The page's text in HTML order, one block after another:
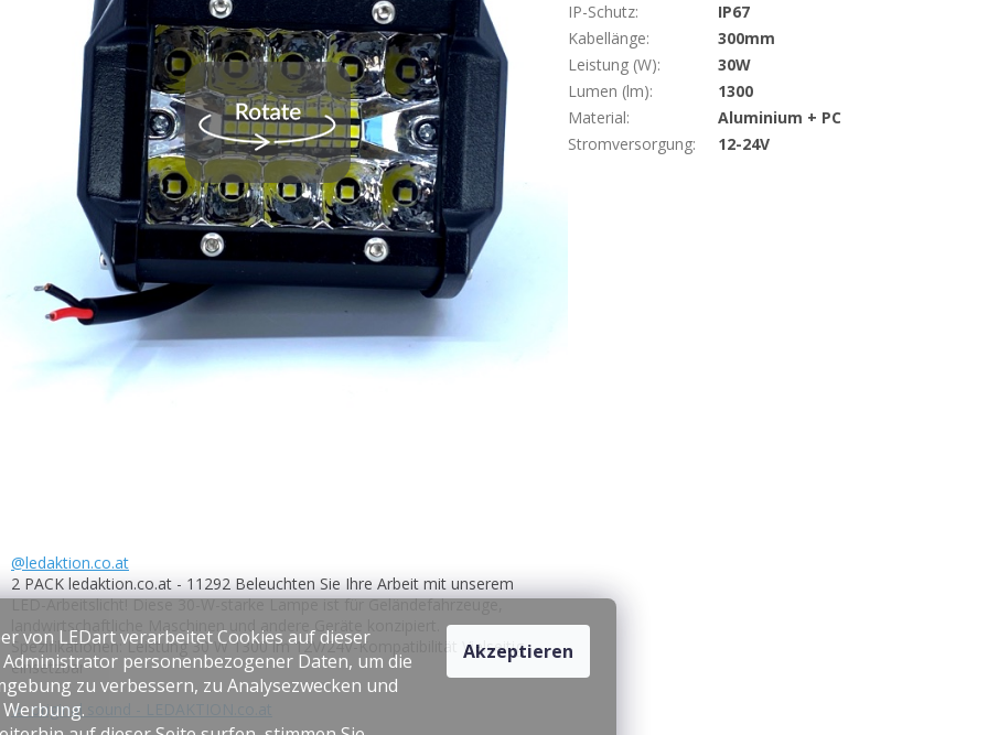
von LEDart verarbeitet Cookies auf dieser
Administrator personenbezogener Daten, um die
zu verbessern, zu Analysezwecken und
Akzeptieren
@ledaktion.co.at
2 PACK ledaktion.co.at - 11292 Beleuchten Sie Ihre Arbeit mit unserem
LED-Arbeitslicht! Diese 30-W-starke Lampe ist für Geländefahrzeuge,
landwirtschaftliche Maschinen und andere Geräte konzipiert.
Spezifikationen: Leistung 30 W 1300 lm 12V/24V-Kompatibilität Vielseitig
einsetzbar
♬ original sound - LEDAKTION.co.at
IP-Schutz:
IP67
Kabellänge:
300mm
Leistung (W):
30W
Lumen (lm):
1300
Material:
Aluminium + PC
Stromversorgung: 12-24V